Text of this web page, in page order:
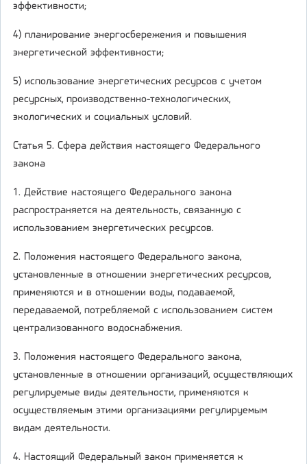
эффективности;
4) планирование энергосбережения и повышения
энергетической эффективности;
5) использование энергетических ресурсов с учетом
ресурсных, производственно-технологических,
экологических и социальных условий.
Статья 5. Сфера действия настоящего Федерального
закона
1. Действие настоящего Федерального закона
распространяется на деятельность, связанную с
использованием энергетических ресурсов.
2. Положения настоящего Федерального закона,
установленные в отношении энергетических ресурсов,
применяются и в отношении воды, подаваемой,
передаваемой, потребляемой с использованием систем
централизованного водоснабжения.
3. Положения настоящего Федерального закона,
установленные в отношении организаций, осуществляющих
регулируемые виды деятельности, применяются к
осуществляемым этими организациями регулируемым
видам деятельности.
4. Настоящий Федеральный закон применяется к